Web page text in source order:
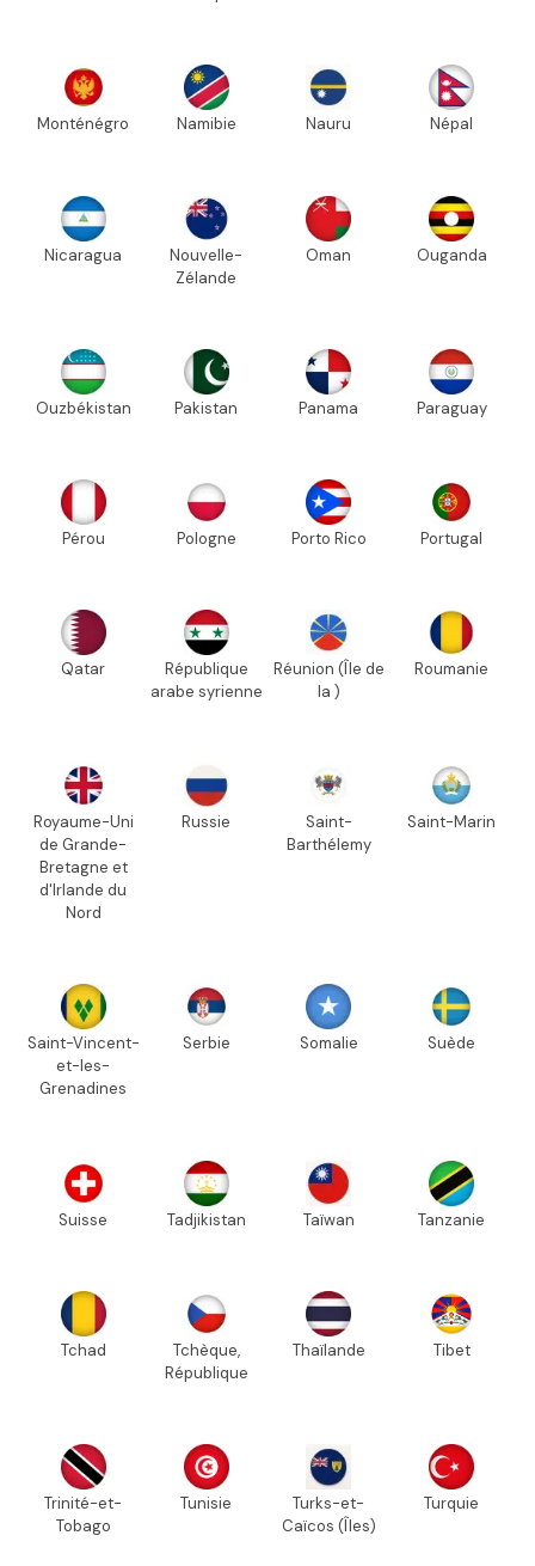
Monténégro Namibie Nauru Népal
Nicaragua
Nouvelle-
Zélande
Oman Ouganda
Ouzbékistan Pakistan Panama Paraguay
Pérou Pologne Porto Rico Portugal
Qatar
République
arabe syrienne
Réunion (Île de
la )
Roumanie
Royaume-Uni
de Grande-
Bretagne et
d'Irlande du
Nord
Russie
Saint-
Barthélemy
Saint-Marin
Saint-Vincent-
et-les-
Grenadines
Serbie Somalie Suède
Suisse Tadjikistan Taïwan Tanzanie
Tchad
Tchèque,
République
Thaïlande Tibet
Trinité-et-
Tobago
Tunisie
Turks-et-
Caïcos (Îles)
Turquie